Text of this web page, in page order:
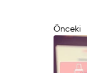
Önceki